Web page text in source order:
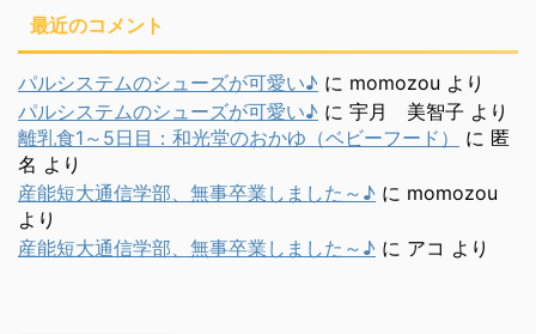
最近のコメント
パルシステムのシューズが可愛い♪ に momozou より
パルシステムのシューズが可愛い♪ に 宇月 美智子 より
離乳食1～5日目：和光堂のおかゆ（ベビーフード）
に 匿
名 より
産能短大通信学部、無事卒業しました～♪ に momozou
より
産能短大通信学部、無事卒業しました～♪ に アコ より